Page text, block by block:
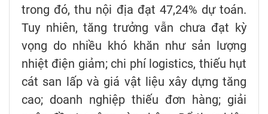
trong đó, thu nội địa đạt 47,24% dự toán.
Tuy nhiên, tăng trưởng vẫn chưa đạt kỳ
vọng do nhiều khó khăn như sản lượng
nhiệt điện giảm; chi phí logistics, thiếu hụt
cát san lấp và giá vật liệu xây dựng tăng
cao; doanh nghiệp thiếu đơn hàng; giải